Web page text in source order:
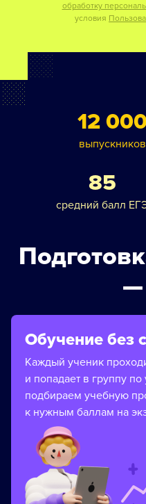
обработку
условия
12
выпускников
85
средний балл
—
Обучение без
Каждый ученик
и попадает в группу
подбираем учебную
к нужным баллам на